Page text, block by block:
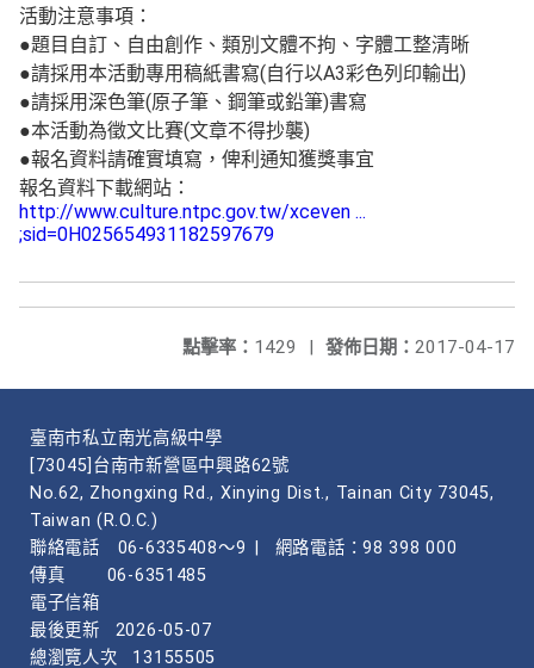
活動注意事項：
●題目自訂、自由創作、類別文體不拘、字體工整清晰
●請採用本活動專用稿紙書寫(自行以A3彩色列印輸出)
●請採用深色筆(原子筆、鋼筆或鉛筆)書寫
●本活動為徵文比賽(文章不得抄襲)
●報名資料請確實填寫，俾利通知獲獎事宜
報名資料下載網站：
http://www.culture.ntpc.gov.tw/xceven ...
;sid=0H025654931182597679
發佈日期： 2017-04-17
點擊率： 1429 |
臺南市私立南光高級中學
[73045]台南市新營區中興路62號
No.62, Zhongxing Rd., Xinying Dist., Tainan City 73045,
Taiwan (R.O.C.)
聯絡電話
06-6335408～9
網路電話：98 398 000
傳真
06-6351485
電子信箱
最後更新
2026-05-07
總瀏覽人次
13155505